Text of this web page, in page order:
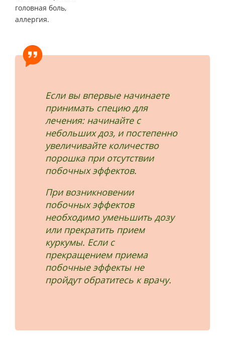
головная боль,
аллергия.
Если вы впервые начинаете
принимать специю для
лечения: начинайте с
небольших доз, и постепенно
увеличивайте количество
порошка при отсутствии
побочных эффектов.
При возникновении
побочных эффектов
необходимо уменьшить дозу
или прекратить прием
куркумы. Если с
прекращением приема
побочные эффекты не
пройдут обратитесь к врачу.